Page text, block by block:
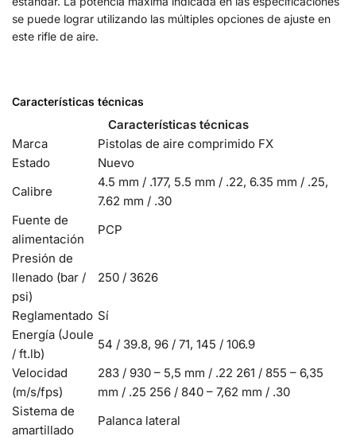
se puede lograr utilizando las múltiples opciones de ajuste en
este rifle de aire.
Características técnicas
Características técnicas
Marca
Pistolas de aire comprimido FX
Estado
Nuevo
Calibre
4.5 mm / .177, 5.5 mm / .22, 6.35 mm / .25,
7.62 mm / .30
Fuente de
alimentación
PCP
Presión de
llenado (bar /
psi)
250 / 3626
Reglamentado Sí
Energía (Joule
/ ft.lb)
54 / 39.8, 96 / 71, 145 / 106.9
Velocidad
(m/s/fps)
283 / 930 – 5,5 mm / .22 261 / 855 – 6,35
mm / .25 256 / 840 – 7,62 mm / .30
Sistema de
amartillado
Palanca lateral